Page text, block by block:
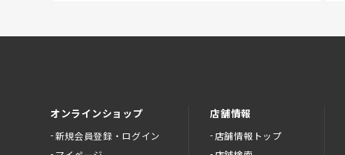
オンラインショップ
新規会員登録・ログイン
店舗情報
店舗情報トップ